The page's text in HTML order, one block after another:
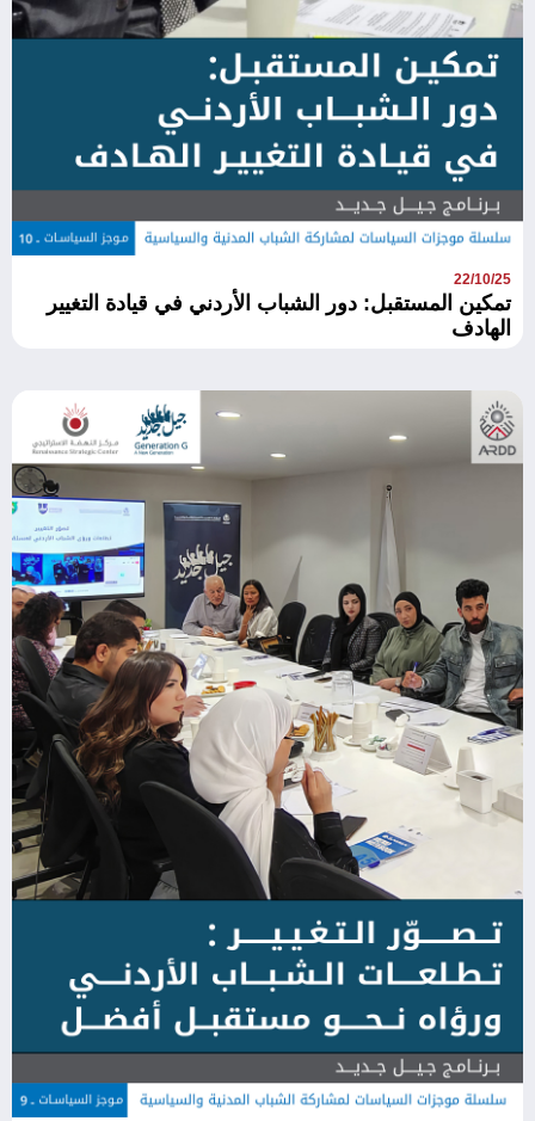
22/10/25
تمكين المستقبل: دور الشباب الأردني في قيادة التغيير
الهادف